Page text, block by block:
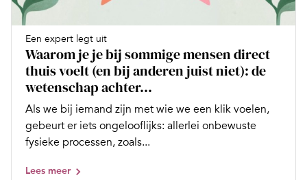
Een expert legt uit
Waarom je je bij sommige mensen direct
thuis voelt (en bij anderen juist niet): de
wetenschap achter...
Als we bij iemand zijn met wie we een klik voelen,
gebeurt er iets ongelooflijks: allerlei onbewuste
fysieke processen, zoals...
Lees meer